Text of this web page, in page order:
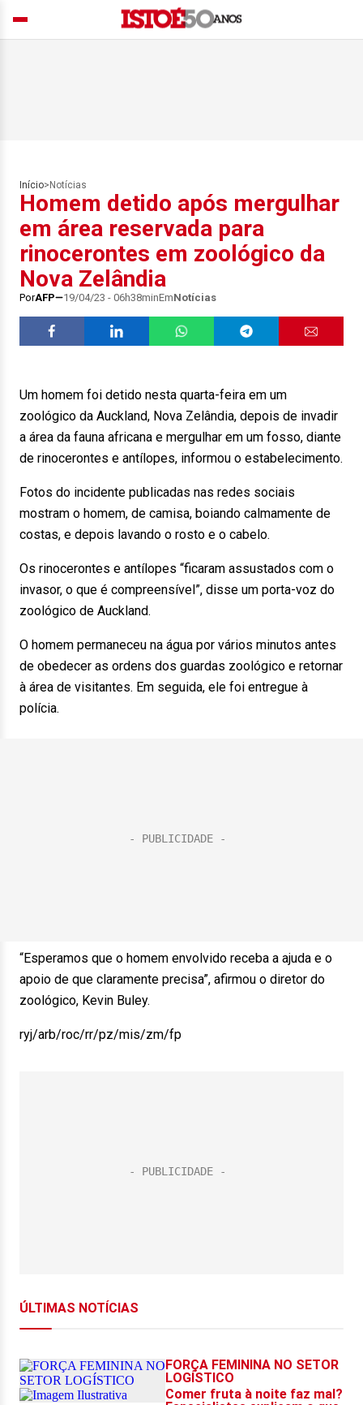
Início> Notícias
Homem detido após mergulhar
em área reservada para
rinocerontes em zoológico da
Nova Zelândia
PorAFP 19/04/23 - 06h38minEmNotícias
Um homem foi detido nesta quarta-feira em um
zoológico da Auckland, Nova Zelândia, depois de invadir
a área da fauna africana e mergulhar em um fosso, diante
de rinocerontes e antílopes, informou o estabelecimento.
Fotos do incidente publicadas nas redes sociais
mostram o homem, de camisa, boiando calmamente de
costas, e depois lavando o rosto e o cabelo.
Os rinocerontes e antílopes “ficaram assustados com o
invasor, o que é compreensível”, disse um porta-voz do
zoológico de Auckland.
O homem permaneceu na água por vários minutos antes
de obedecer as ordens dos guardas zoológico e retornar
à área de visitantes. Em seguida, ele foi entregue à
polícia.
“Esperamos que o homem envolvido receba a ajuda e o
apoio de que claramente precisa”, afirmou o diretor do
zoológico, Kevin Buley.
ryj/arb/roc/rr/pz/mis/zm/fp